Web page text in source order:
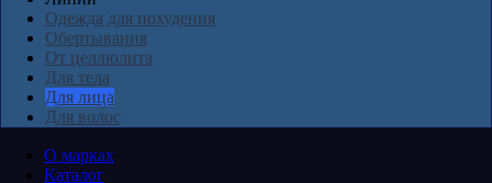
Одежда для похудения
Обертывания
От целлюлита
Для тела
Для лица
Для волос
О марках
Каталог